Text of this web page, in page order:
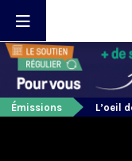
Émissions L’oeil